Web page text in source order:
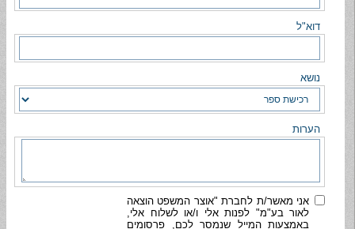
דוא"ל
נושא
הערות
אני מאשר/ת לחברת "אוצר המשפט הוצאה
לאור בע"מ" לפנות אלי ו/או לשלוח אלי,
באמצעות המייל שנמסר לכם, פרסומים